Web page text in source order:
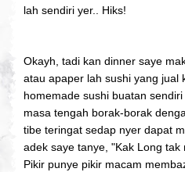
lah sendiri yer.. Hiks!
Okayh, tadi kan dinner saye
atau apaper lah sushi yang jual
homemade sushi buatan
masa tengah borak-borak
tibe teringat sedap nyer dapat
adek saye tanye, "Kak Long tak
Pikir punye pikir macam